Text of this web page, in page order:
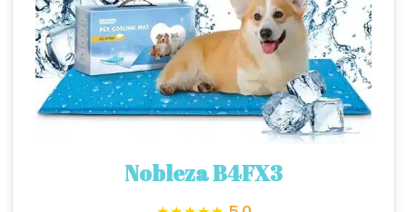
Nobleza B4FX3